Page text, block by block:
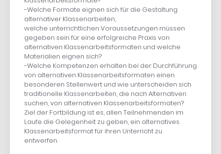
-Welche Formate eignen sich für die Gestaltung
alternativer Klassenarbeiten,
welche unterrichtlichen Voraussetzungen müssen
gegeben sein für eine erfolgreiche Praxis von
alternativen Klassenarbeitsformaten und welche
Materialien eignen sich?
-Welche Kompetenzen erhalten bei der Durchführung
von alternativen Klassenarbeitsformaten einen
besonderen Stellenwert und wie unterscheiden sich
traditionelle Klassenarbeiten, die nach Alternativen
suchen, von alternativen Klassenarbeitsformaten?
Ziel der Fortbildung ist es, allen Teilnehmenden im
Laufe die Gelegenheit zu geben, ein alternatives
Klassenarbeitsformat für ihren Unterricht zu
entwerfen.